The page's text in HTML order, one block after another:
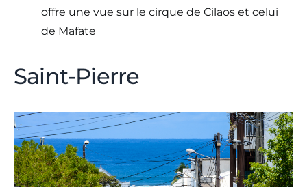
offre une vue sur le cirque de Cilaos et celui
de Mafate
Saint-Pierre